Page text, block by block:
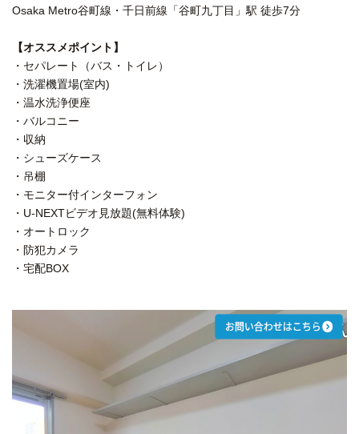
Osaka Metro谷町線・千日前線「谷町九丁目」駅 徒歩7分
【オススメポイント】
・セパレート（バス・トイレ）
・洗濯機置場(室内)
・温水洗浄便座
・バルコニー
・収納
・シューズケース
・吊棚
・モニター付インターフォン
・U-NEXTビデオ見放題(無料体験)
・オートロック
・防犯カメラ
・宅配BOX